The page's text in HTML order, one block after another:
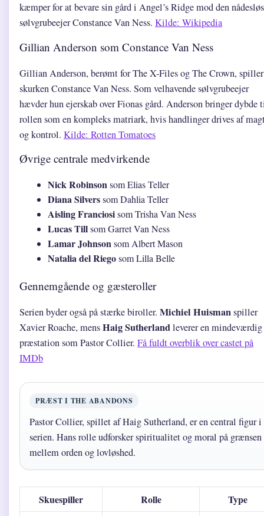
kæmper for at bevare sin gård i Angel’s Ridge mod den
sølvgrubeejer Constance Van Ness. Kilde: Wikipedia
Gillian Anderson som Constance Van Ness
Gillian Anderson, berømt for The X-Files og The Crown, spiller
skurken Constance Van Ness. Som velhavende sølvgrubeejer
hævder hun ejerskab over Fionas gård. Anderson bringer dybde
rollen som en kompleks matriark, hvis handlinger drives af
og kontrol. Kilde: Rotten Tomatoes
Øvrige centrale medvirkende
Nick Robinsonsom Elias Teller
Diana Silverssom Dahlia Teller
Aisling Franciosisom Trisha Van Ness
Lucas Tillsom Garret Van Ness
Lamar Johnsonsom Albert Mason
Natalia del Riegosom Lilla Belle
Gennemgående og gæsteroller
Serien byder også på stærke biroller. Michiel Huismanspiller
Xavier Roache, mensHaig Sutherlandleverer en mindeværdig
præstation som Pastor Collier. Få fuldt overblik over castet på
IMDb
PRÆST I THE ABANDONS
Pastor Collier, spillet af Haig Sutherland, er en central figur i
serien. Hans rolle udforsker spiritualitet og moral på grænsen
mellem orden og lovløshed.
Skuespiller Rolle Type